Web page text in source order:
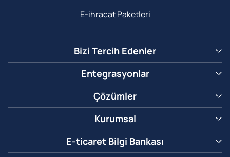
E-ihracat Paketleri
Bizi Tercih Edenler
Entegrasyonlar
Çözümler
Kurumsal
E-ticaret Bilgi Bankası